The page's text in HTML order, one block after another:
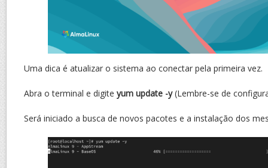
Uma dica é atualizar o sistema ao conectar pela primeira vez.
Abra o terminal e digite yum update -y(Lembre-se de
Será iniciado a busca de novos pacotes e a instalação dos